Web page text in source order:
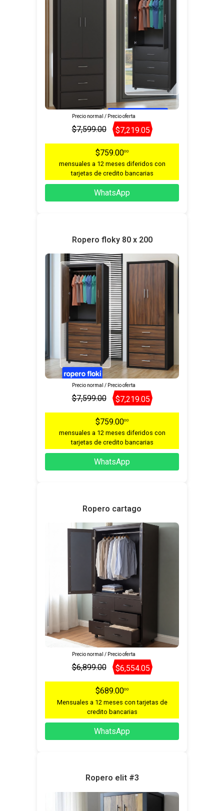
Precio normal / Precio oferta
$7,599.00 $7,219.05
$759.0000
mensuales a 12 meses diferidos con
tarjetas de credito bancarias
WhatsApp
Ropero floky 80 x 200
Precio normal / Precio oferta
$7,599.00 $7,219.05
$759.0000
mensuales a 12 meses diferidos con
tarjetas de credito bancarias
WhatsApp
Ropero cartago
Precio normal / Precio oferta
$6,899.00 $6,554.05
$689.0000
Mensuales a 12 meses con tarjetas de
credito bancarias
WhatsApp
Ropero elit #3